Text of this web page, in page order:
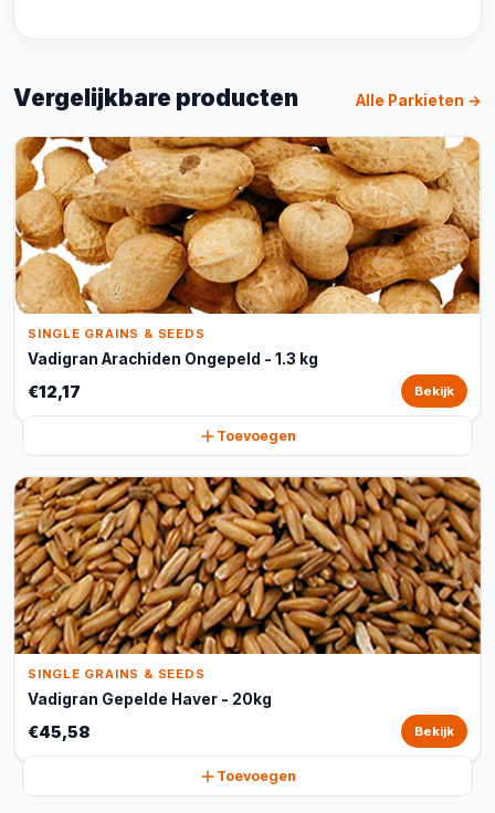
Vergelijkbare producten Alle Parkieten →
SINGLE GRAINS & SEEDS
Vadigran Arachiden Ongepeld - 1.3 kg
€12,17 Bekijk
Toevoegen
SINGLE GRAINS & SEEDS
Vadigran Gepelde Haver - 20kg
€45,58 Bekijk
Toevoegen